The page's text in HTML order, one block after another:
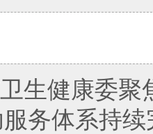
生健康委
务体系持